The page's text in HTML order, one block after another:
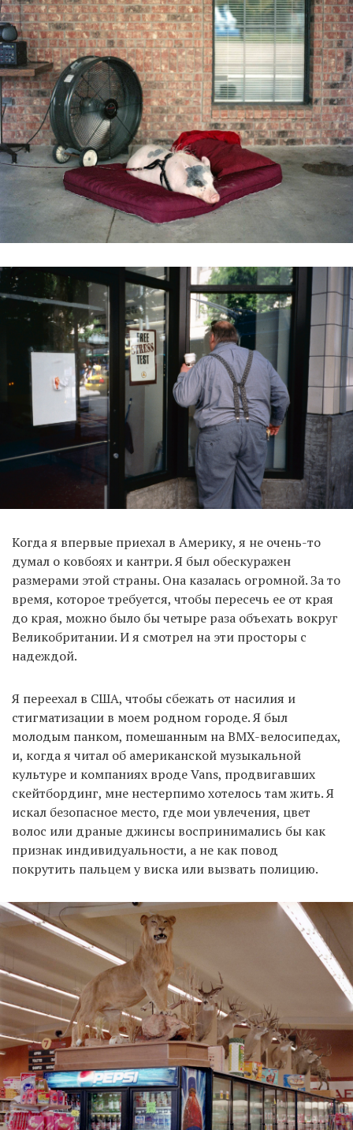
Когда я впервые приехал в Америку, я не очень-то
думал о ковбоях и кантри. Я был обескуражен
размерами этой страны. Она казалась огромной. За то
время, которое требуется, чтобы пересечь ее от края
до края, можно было бы четыре раза объехать вокруг
Великобритании. И я смотрел на эти просторы с
надеждой.
Я переехал в США, чтобы сбежать от насилия и
стигматизации в моем родном городе. Я был
молодым панком, помешанным на BMX-велосипедах,
и, когда я читал об американской музыкальной
культуре и компаниях вроде Vans, продвигавших
скейтбординг, мне нестерпимо хотелось там жить. Я
искал безопасное место, где мои увлечения, цвет
волос или драные джинсы воспринимались бы как
признак индивидуальности, а не как повод
покрутить пальцем у виска или вызвать полицию.